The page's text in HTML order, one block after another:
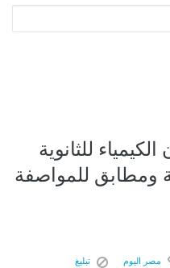
الكيمياء للثانوية
ومطابق للمواصفة
مصر اليوم تبليغ